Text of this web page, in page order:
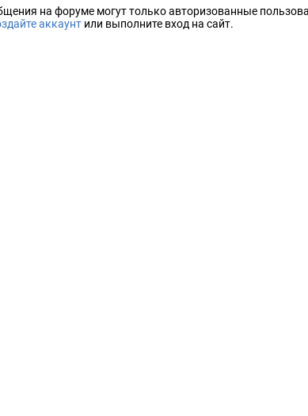
на форуме могут только авторизованные
аккаунт или выполните вход на сайт.